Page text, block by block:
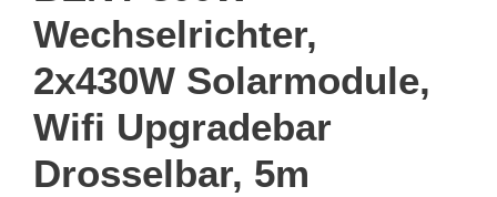
Wechselrichter,
2x430W Solarmodule,
Wifi Upgradebar
Drosselbar, 5m